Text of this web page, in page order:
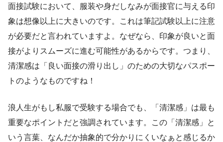
面接試験において、服装や身だしなみが面接官に与える印
象は想像以上に大きいのです。これは筆記試験以上に注意
が必要だと言われていますよ。なぜなら、印象が良いと面
接がよりスムーズに進む可能性があるからです。つまり、
清潔感は「良い面接の滑り出し」のための大切なパスポー
トのようなものですね！
浪人生がもし私服で受験する場合でも、「清潔感」は最も
重要なポイントだと強調されています。この「清潔感」と
いう言葉、なんだか抽象的で分かりにくいなぁと感じるか